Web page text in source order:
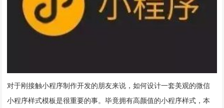
对于刚接触小程序制作开发的朋友来说，如何设计一套美观的微信
小程序样式模板是很重要的事。毕竟拥有高颜值的小程序样式，本